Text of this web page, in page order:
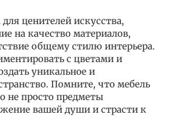
ценителей искусства,
на качество материалов,
общему стилю интерьера.
с цветами и
уникальное и
Помните, что мебель
не просто предметы
вашей души и страсти к